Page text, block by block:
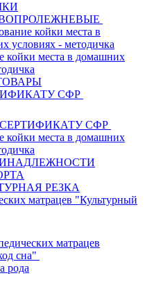
койки места в
условиях - методичка
койки места в домашних
СФР
СФР
койки места в домашних
РЕЗКА
матрацев "Культурный
матрацев
сна"
рода